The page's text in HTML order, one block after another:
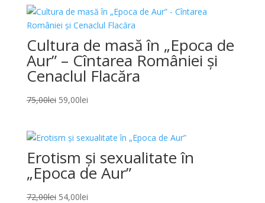
Cultura de masă în „Epoca de
Aur” – Cîntarea României și
Cenaclul Flacăra
75,00lei Original
75,00lei.
59,00leiCurrent
59,00lei.
Erotism și sexualitate în
„Epoca de Aur”
72,00lei Original
54,00leiCurrent